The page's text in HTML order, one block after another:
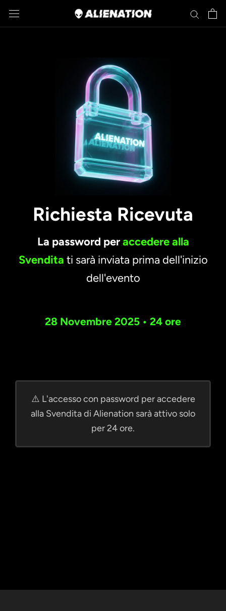
Richiesta Ricevuta
La password peraccedere alla
Svendita ti sarà inviata prima dell'inizio
dell'evento
28 Novembre 2025 • 24 ore
⚠️ L'accesso con password per accedere
alla Svendita di Alienation sarà attivo solo
per 24 ore.